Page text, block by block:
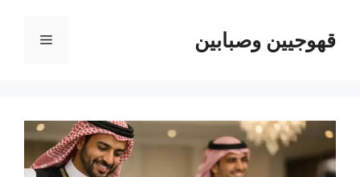
المحتوىقهوجيين وصبابين القائمة